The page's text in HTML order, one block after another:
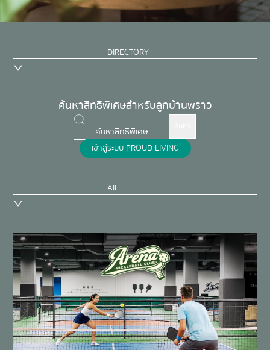
DIRECTORY
ค้นหาสิทธิพิเศษสำหรับลูกบ้านพราว
เข้าสู่ระบบ PROUD LIVING
All